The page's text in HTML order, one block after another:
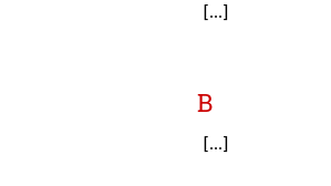
[...]
B
[...]